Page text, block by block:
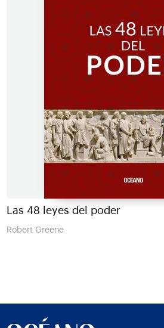
Las 48 leyes del poder
Robert Greene